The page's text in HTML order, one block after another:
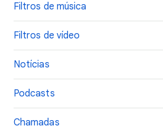
Filtros de música
Filtros de vídeo
Notícias
Podcasts
Chamadas